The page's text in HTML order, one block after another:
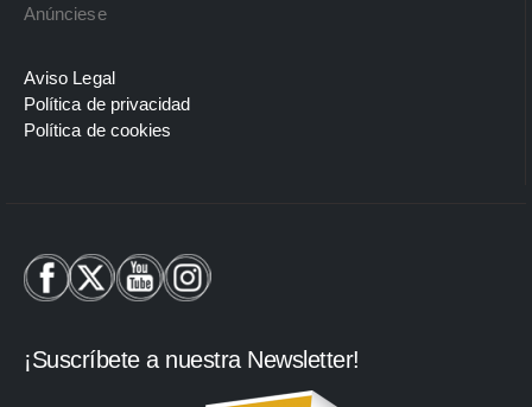
Anúnciese
Aviso Legal
Política de privacidad
Política de cookies
¡Suscríbete a nuestra Newsletter!